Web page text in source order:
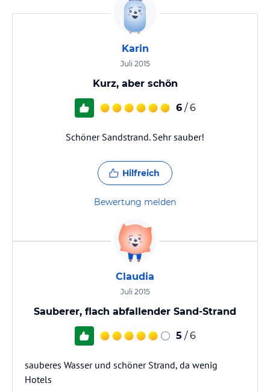
Karin
Juli 2015
Kurz, aber schön
6 / 6
Schöner Sandstrand. Sehr sauber!
Hilfreich
Bewertung melden
Claudia
Juli 2015
Sauberer, flach abfallender Sand-Strand
5 / 6
sauberes Wasser und schöner Strand, da wenig
Hotels